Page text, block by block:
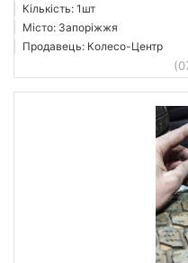
Кількість: 1шт
Місто: Запоріжжя
Продавець: Колесо-Центр